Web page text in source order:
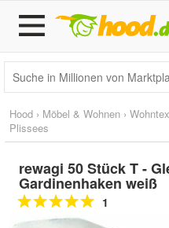
Hood › Möbel & Wohnen ›
Plissees
rewagi 50 Stück T -
Gardinenhaken weiß
1